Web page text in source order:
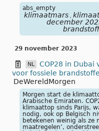
abs_empty
klimaatmars
december
29 november 2023
NL
COP28 in Dubai
voor fossiele
DeWereldMorgen
Morgen start de
Arabische Emiraten.
klimaattop sinds Parijs,
nodig, ook op Belgisch
betekenen weinig als ze
maatregelen’,